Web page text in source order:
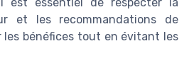
est essentiel de respecter la
et les recommandations de
les bénéfices tout en évitant les